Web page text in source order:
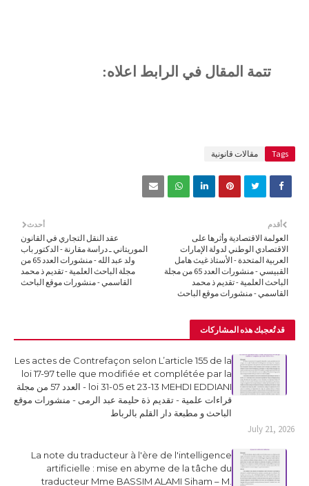
تتمة المقال في الرابط اعلاه:
Tags مقالات قانونية
أحدث
عقد النقل التجاري في القانون
الموريتاني ـ دراسة مقارنة - الدكتور باب
ولد عبد الله - منشورات العدد 65 من
مجلة الباحث العلمية - تقديم ذ محمد
القاسمي - منشورات موقع الباحث
أقدم
العولمة الاقتصادية وأثرها على
الاقتصادي الوطني لدولة الإمارات
العربية المتحدة - الأستاذ غيث هامل
القبيسي - منشورات العدد 65 من مجلة
الباحث العلمية - تقديم ذ محمد
القاسمي - منشورات موقع الباحث
قد تُعجبك هذه المشاركات
Les actes de Contrefaçon selon L’article 155 de la
loi 17-97 telle que modifiée et complétée par la
loi 31-05 et 23-13 MEHDI EDDIANI - العدد 57 من مجلة
قراءات علمية - تقديم ذة حليمة عبد الرمى - منشورات موقع
الباحث و مطبعة دار القلم بالرباط
July 21, 2026
La note du traducteur à l'ère de l'intelligence
artificielle : mise en abyme de la tâche du
traducteur Mme BASSIM ALAMI Siham – M.